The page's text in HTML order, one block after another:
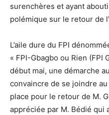
surenchères et ayant
polémique sur le retour de
L’aile dure du FPI
« FPI-Gbagbo ou Rien (FPI
début mai, une démarche
convaincre de se joindre
place pour le retour de M.
appréciée par M. Bédié qui